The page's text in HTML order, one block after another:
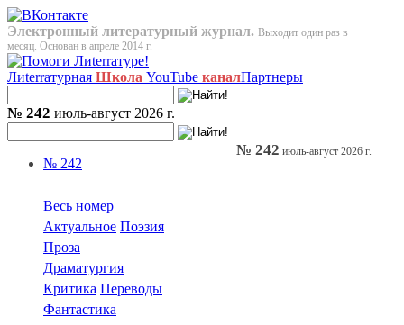
Электронный литературный журнал. Выходит один раз в
месяц. Основан в апреле 2014 г.
Лиterraтурная Школа YouTube каналПартнеры
№ 242 июль-август 2026 г.
№ 242
Весь номер
Актуальное Поэзия
Проза
Драматургия
Критика Переводы
Фантастика
№ 242 июль-август 2026 г.